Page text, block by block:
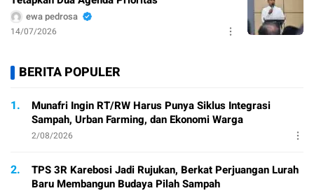
ewa pedrosa
14/07/2026
BERITA POPULER
1.
Munafri Ingin RT/RW Harus Punya Siklus Integrasi
Sampah, Urban Farming, dan Ekonomi Warga
2/08/2026
2.
TPS 3R Karebosi Jadi Rujukan, Berkat Perjuangan Lurah
Baru Membangun Budaya Pilah Sampah